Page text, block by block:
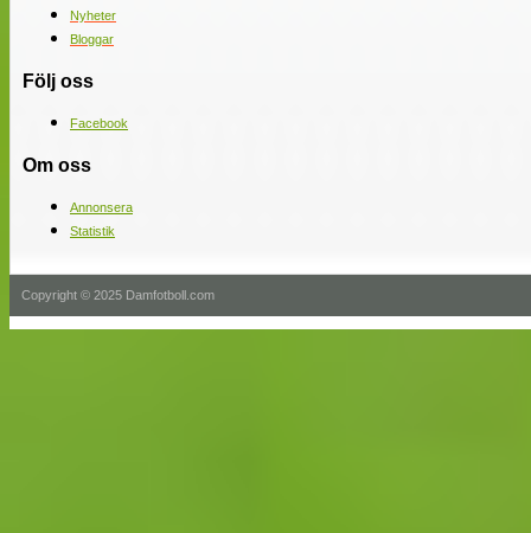
Nyheter
Bloggar
Följ oss
Facebook
Om oss
Annonsera
Statistik
Copyright © 2025 Damfotboll.com